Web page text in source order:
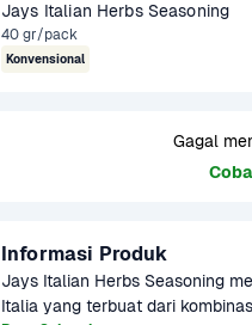
Jays Italian Herbs Seasoning
40 gr/pack
Konvensional
Gagal
Informasi Produk
Jays Italian Herbs Seasoning
Italia yang terbuat dari